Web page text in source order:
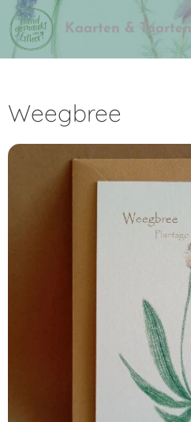
Kaarten & Taarten
Weegbree